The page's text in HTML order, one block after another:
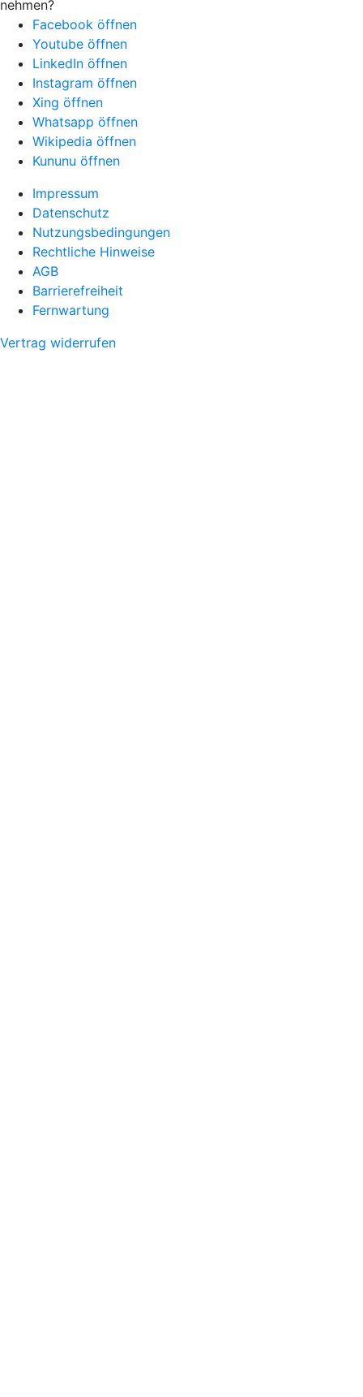
nehmen?
Facebook öffnen
Youtube öffnen
LinkedIn öffnen
Instagram öffnen
Xing öffnen
Whatsapp öffnen
Wikipedia öffnen
Kununu öffnen
Impressum
Datenschutz
Nutzungsbedingungen
Rechtliche Hinweise
AGB
Barrierefreiheit
Fernwartung
Vertrag widerrufen